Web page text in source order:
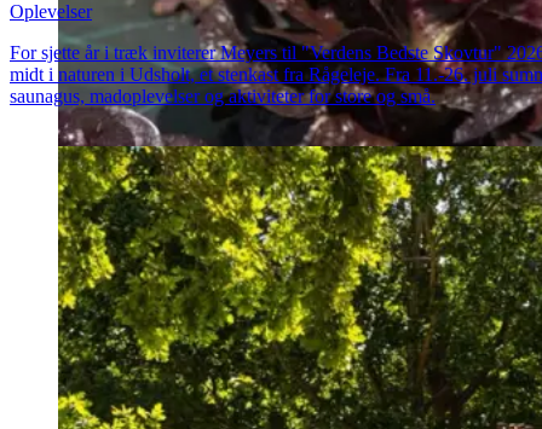
Oplevelser
For sjette år i træk inviterer Meyers til "Verdens Bedste Skovtur"
midt i naturen i Udsholt, et stenkast fra Rågeleje. Fra 11.-26. juli
saunagus, madoplevelser og aktiviteter for store og små.